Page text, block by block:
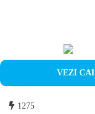
VEZI
1275